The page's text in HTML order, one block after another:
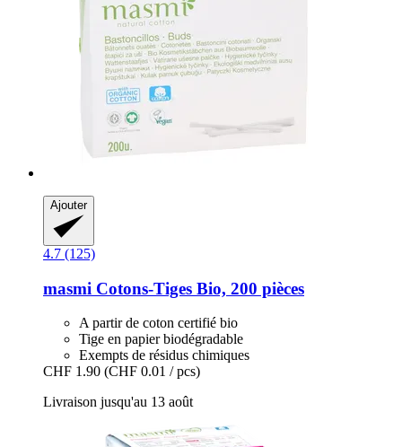
Ajouter
4.7 (125)
masmi Cotons-​Tiges Bio, 200 pièces
A partir de coton certifié bio
Tige en papier biodégradable
Exempts de résidus chimiques
CHF 1.90 (CHF 0.01 / pcs)
Livraison jusqu'au 13 août